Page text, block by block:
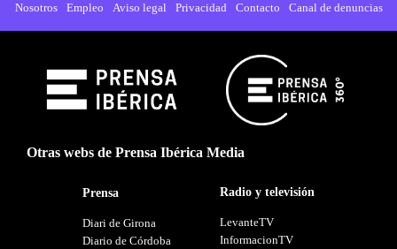
Nosotros Empleo Aviso legal Privacidad Contacto Canal de denuncias
Otras webs de Prensa Ibérica Media
Prensa
Diari de Girona
Diario de Córdoba
Radio y televisión
LevanteTV
InformacionTV